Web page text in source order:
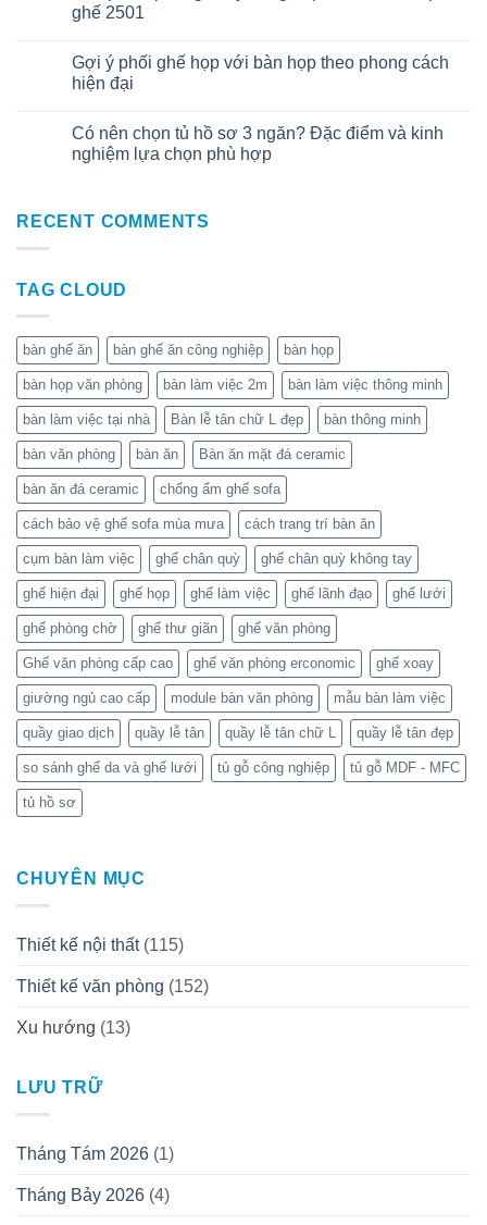
ghế 2501
Gợi ý phối ghế họp với bàn họp theo phong cách
hiện đại
Có nên chọn tủ hồ sơ 3 ngăn? Đặc điểm và kinh
nghiệm lựa chọn phù hợp
RECENT COMMENTS
TAG CLOUD
bàn ghế ăn bàn ghế ăn công nghiệp bàn họp
bàn họp văn phòng bàn làm việc 2m bàn làm việc thông minh
bàn làm việc tại nhà Bàn lễ tân chữ L đẹp bàn thông minh
bàn văn phòng bàn ăn Bàn ăn mặt đá ceramic
bàn ăn đá ceramic chống ẩm ghế sofa
cách bảo vệ ghế sofa mùa mưa cách trang trí bàn ăn
cụm bàn làm việc ghế chân quỳ ghế chân quỳ không tay
ghế hiện đại ghế họp ghế làm việc ghế lãnh đạo ghế lưới
ghế phòng chờ ghế thư giãn ghế văn phòng
Ghế văn phòng cấp cao ghế văn phòng erconomic ghế xoay
giường ngủ cao cấp module bàn văn phòng mẫu bàn làm việc
quầy giao dịch quầy lễ tân quầy lễ tân chữ L quầy lễ tân đẹp
so sánh ghế da và ghế lưới tủ gỗ công nghiệp tủ gỗ MDF - MFC
tủ hồ sơ
CHUYÊN MỤC
Thiết kế nội thất(115)
Thiết kế văn phòng (152)
Xu hướng (13)
LƯU TRỮ
Tháng Tám 2026 (1)
Tháng Bảy 2026 (4)